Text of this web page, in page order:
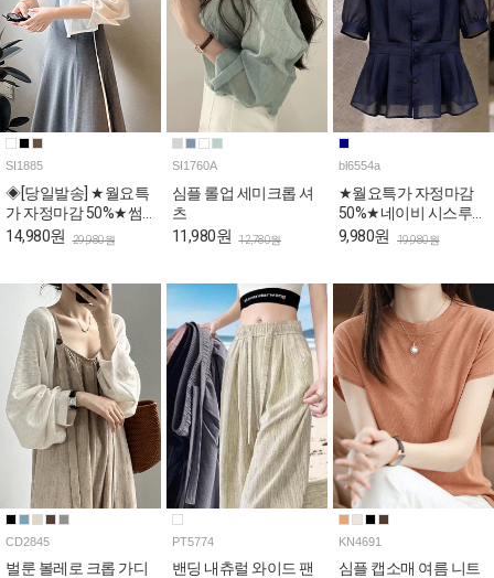
SI1885
◈[당일발송] ★월요특
가 자정마감 50%★썸
머 크롭 시스루 셔츠
14,980원 29,980원
SI1760A
심플 롤업 세미크롭 셔
츠
11,980원 12,780원
bl6554a
★월요특가 자정마감
50%★네이비 시스루
퍼프 페플럼 블라우스
9,980원 19,980원
CD2845
벌룬 볼레로 크롭 가디
PT5774
밴딩 내츄럴 와이드 팬
KN4691
심플 캡소매 여름 니트